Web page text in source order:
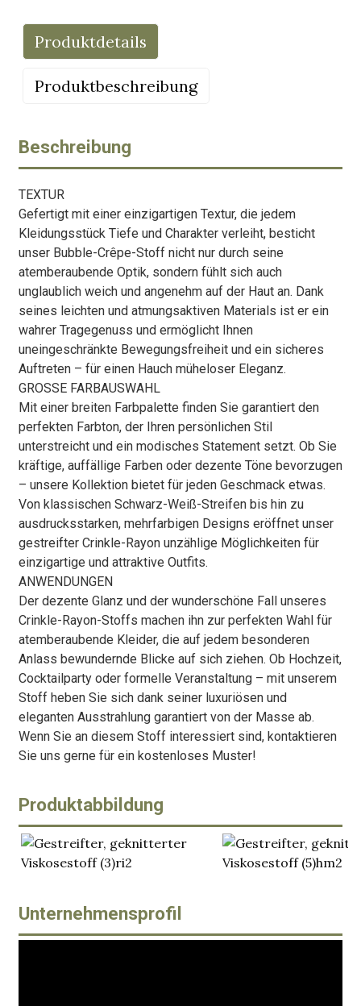
Produktdetails
Produktbeschreibung
Beschreibung
TEXTUR
Gefertigt mit einer einzigartigen Textur, die jedem
Kleidungsstück Tiefe und Charakter verleiht, besticht
unser Bubble-Crêpe-Stoff nicht nur durch seine
atemberaubende Optik, sondern fühlt sich auch
unglaublich weich und angenehm auf der Haut an. Dank
seines leichten und atmungsaktiven Materials ist er ein
wahrer Tragegenuss und ermöglicht Ihnen
uneingeschränkte Bewegungsfreiheit und ein sicheres
Auftreten – für einen Hauch müheloser Eleganz.
GROSSE FARBAUSWAHL
Mit einer breiten Farbpalette finden Sie garantiert den
perfekten Farbton, der Ihren persönlichen Stil
unterstreicht und ein modisches Statement setzt. Ob Sie
kräftige, auffällige Farben oder dezente Töne bevorzugen
– unsere Kollektion bietet für jeden Geschmack etwas.
Von klassischen Schwarz-Weiß-Streifen bis hin zu
ausdrucksstarken, mehrfarbigen Designs eröffnet unser
gestreifter Crinkle-Rayon unzählige Möglichkeiten für
einzigartige und attraktive Outfits.
ANWENDUNGEN
Der dezente Glanz und der wunderschöne Fall unseres
Crinkle-Rayon-Stoffs machen ihn zur perfekten Wahl für
atemberaubende Kleider, die auf jedem besonderen
Anlass bewundernde Blicke auf sich ziehen. Ob Hochzeit,
Cocktailparty oder formelle Veranstaltung – mit unserem
Stoff heben Sie sich dank seiner luxuriösen und
eleganten Ausstrahlung garantiert von der Masse ab.
Wenn Sie an diesem Stoff interessiert sind, kontaktieren
Sie uns gerne für ein kostenloses Muster!
Produktabbildung
Unternehmensprofil